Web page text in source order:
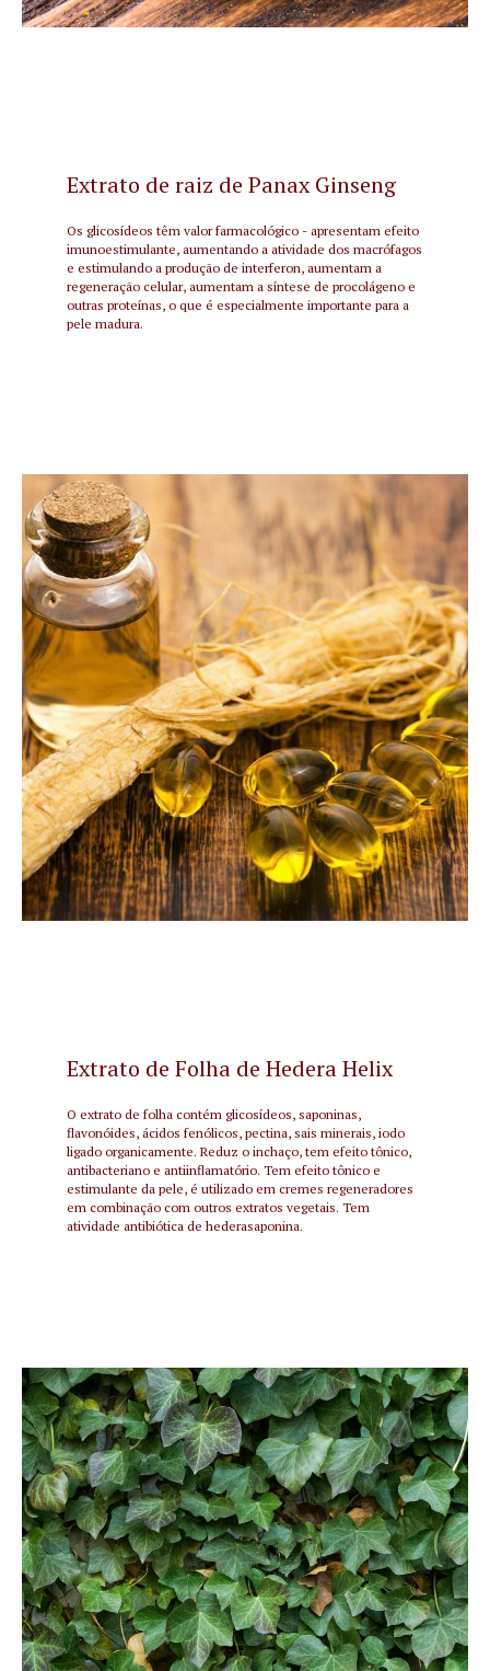
Extrato de raiz de Panax Ginseng
Os glicosídeos têm valor farmacológico - apresentam efeito
imunoestimulante, aumentando a atividade dos macrófagos
e estimulando a produção de interferon, aumentam a
regeneração celular, aumentam a síntese de procolágeno e
outras proteínas, o que é especialmente importante para a
pele madura.
Extrato de Folha de Hedera Helix
O extrato de folha contém glicosídeos, saponinas,
flavonóides, ácidos fenólicos, pectina, sais minerais, iodo
ligado organicamente. Reduz o inchaço, tem efeito tônico,
antibacteriano e antiinflamatório. Tem efeito tônico e
estimulante da pele, é utilizado em cremes regeneradores
em combinação com outros extratos vegetais. Tem
atividade antibiótica de hederasaponina.